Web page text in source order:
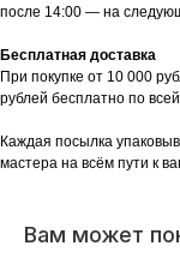
после 14:00 — на
Бесплатная доставка
При покупке от 10 000
рублей бесплатно по
Каждая посылка
мастера на всём пути к
Вам может